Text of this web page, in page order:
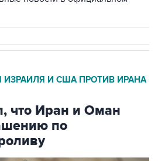
ИЗРАИЛЯ И США ПРОТИВ ИРАНА
что Иран и Оман
по